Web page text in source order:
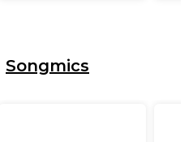
Songmics